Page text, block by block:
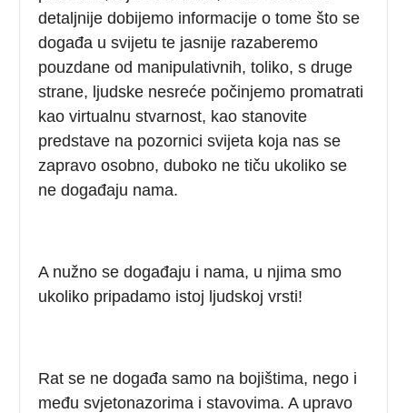
detaljnije dobijemo informacije o tome što se
događa u svijetu te jasnije razaberemo
pouzdane od manipulativnih, toliko, s druge
strane, ljudske nesreće počinjemo promatrati
kao virtualnu stvarnost, kao stanovite
predstave na pozornici svijeta koja nas se
zapravo osobno, duboko ne tiču ukoliko se
ne događaju nama.
A nužno se događaju i nama, u njima smo
ukoliko pripadamo istoj ljudskoj vrsti!
Rat se ne događa samo na bojištima, nego i
među svjetonazorima i stavovima. A upravo